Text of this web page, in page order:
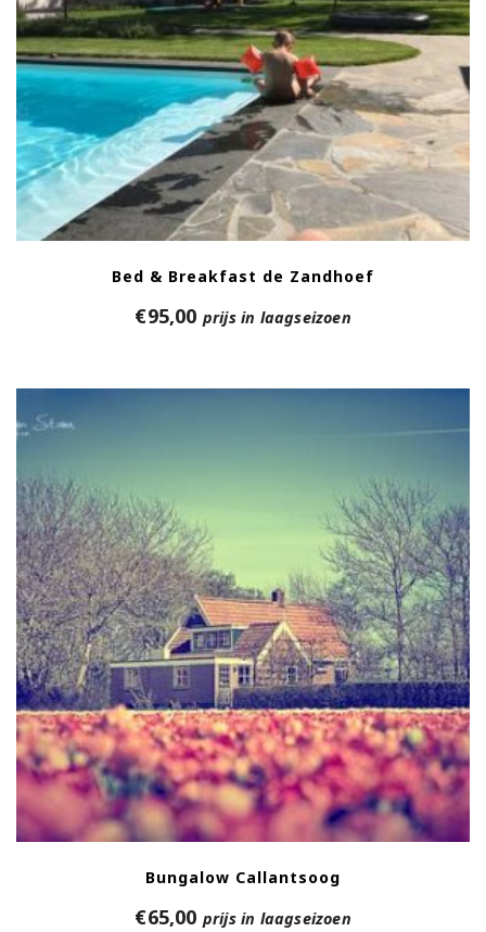
Bed & Breakfast de Zandhoef
€95,00 prijs in laagseizoen
Bungalow Callantsoog
€65,00 prijs in laagseizoen